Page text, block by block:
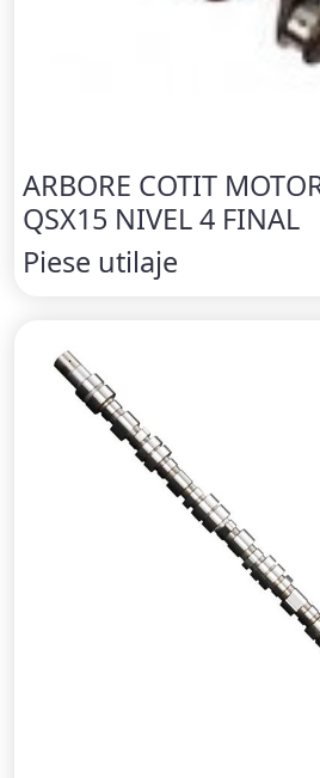
ARBORE COTIT
QSX15 NIVEL 4 FINAL
Piese utilaje